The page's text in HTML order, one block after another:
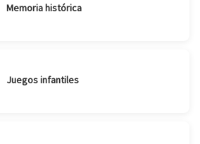
Memoria histórica
Juegos infantiles